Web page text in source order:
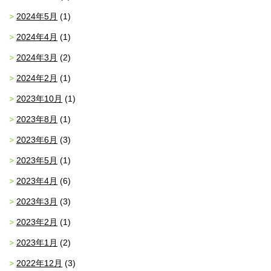
2024年5月 (1)
2024年4月 (1)
2024年3月 (2)
2024年2月 (1)
2023年10月 (1)
2023年8月 (1)
2023年6月 (3)
2023年5月 (1)
2023年4月 (6)
2023年3月 (3)
2023年2月 (1)
2023年1月 (2)
2022年12月 (3)